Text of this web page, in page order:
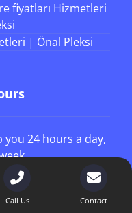
fiyatları Hizmetleri
| Önal Pleksi
24 hours a day,
8AM - 4PM
Call Us Contact